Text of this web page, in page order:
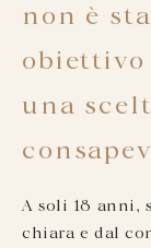
non è
obiettivo
una
A soli 18 anni,
chiara e dal